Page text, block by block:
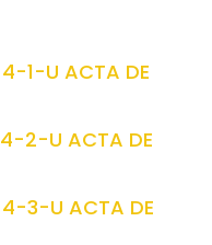
4-1-U ACTA DE
4-2-U ACTA DE
4-3-U ACTA DE